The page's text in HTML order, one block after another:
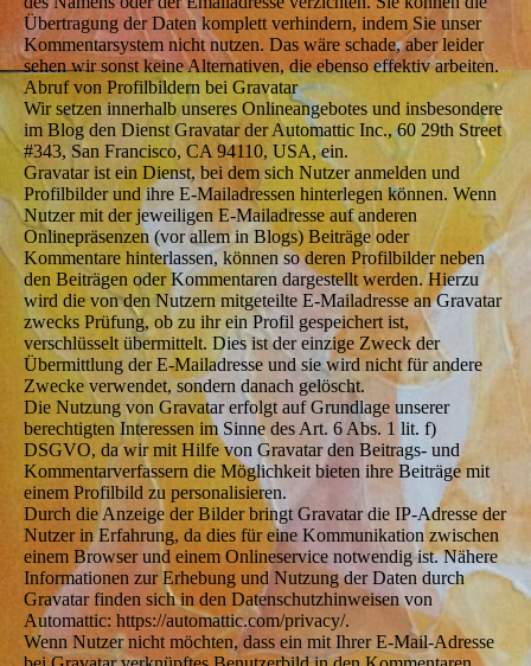
Übertragung der Daten komplett verhindern, indem Sie unser
Kommentarsystem nicht nutzen. Das wäre schade, aber leider
sehen wir sonst keine Alternativen, die ebenso effektiv arbeiten.
Abruf von Profilbildern bei Gravatar
Wir setzen innerhalb unseres Onlineangebotes und insbesondere
im Blog den Dienst Gravatar der Automattic Inc., 60 29th Street
#343, San Francisco, CA 94110, USA, ein.
Gravatar ist ein Dienst, bei dem sich Nutzer anmelden und
Profilbilder und ihre E-Mailadressen hinterlegen können. Wenn
Nutzer mit der jeweiligen E-Mailadresse auf anderen
Onlinepräsenzen (vor allem in Blogs) Beiträge oder
Kommentare hinterlassen, können so deren Profilbilder neben
den Beiträgen oder Kommentaren dargestellt werden. Hierzu
wird die von den Nutzern mitgeteilte E-Mailadresse an Gravatar
zwecks Prüfung, ob zu ihr ein Profil gespeichert ist,
verschlüsselt übermittelt. Dies ist der einzige Zweck der
Übermittlung der E-Mailadresse und sie wird nicht für andere
Zwecke verwendet, sondern danach gelöscht.
Die Nutzung von Gravatar erfolgt auf Grundlage unserer
berechtigten Interessen im Sinne des Art. 6 Abs. 1 lit. f)
DSGVO, da wir mit Hilfe von Gravatar den Beitrags- und
Kommentarverfassern die Möglichkeit bieten ihre Beiträge mit
einem Profilbild zu personalisieren.
Durch die Anzeige der Bilder bringt Gravatar die IP-Adresse der
Nutzer in Erfahrung, da dies für eine Kommunikation zwischen
einem Browser und einem Onlineservice notwendig ist. Nähere
Informationen zur Erhebung und Nutzung der Daten durch
Gravatar finden sich in den Datenschutzhinweisen von
Automattic: https://automattic.com/privacy/.
Wenn Nutzer nicht möchten, dass ein mit Ihrer E-Mail-Adresse